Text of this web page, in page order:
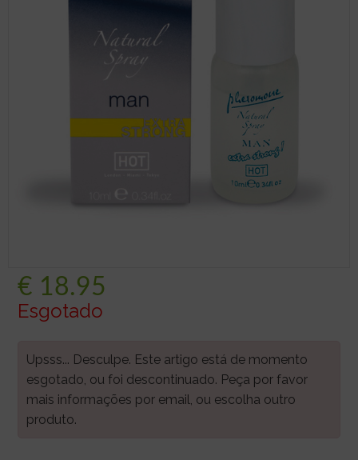
€ 18.95
Esgotado
Upsss... Desculpe. Este artigo está de momento
esgotado, ou foi descontinuado. Peça por favor
mais informações por email, ou escolha outro
produto.